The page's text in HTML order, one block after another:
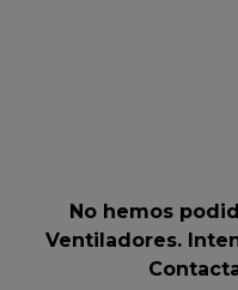
No hemos
Ventiladores.